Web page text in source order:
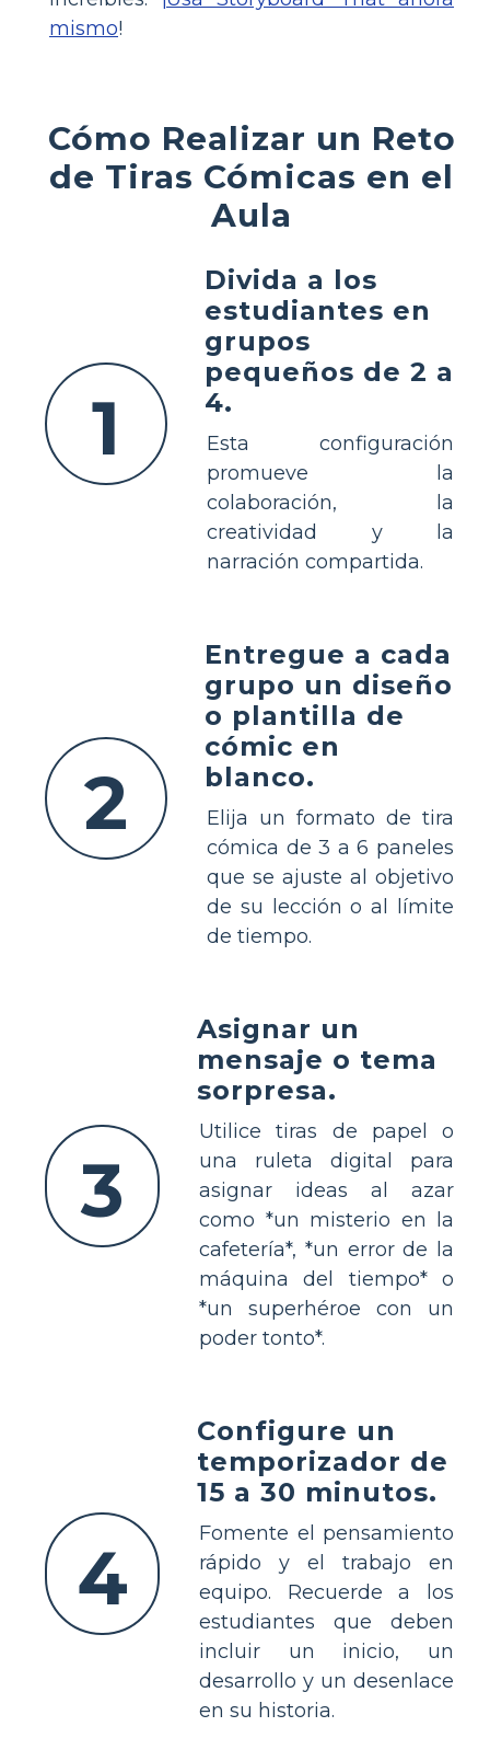
mismo!
Cómo Realizar un Reto
de Tiras Cómicas en el
Aula
1
Divida a los
estudiantes en
grupos
pequeños de 2 a
4.
Esta configuración
promueve la
colaboración, la
creatividad y la
narración compartida.
2
Entregue a cada
grupo un diseño
o plantilla de
cómic en
blanco.
Elija un formato de tira
cómica de 3 a 6 paneles
que se ajuste al objetivo
de su lección o al límite
de tiempo.
3
Asignar un
mensaje o tema
sorpresa.
Utilice tiras de papel o
una ruleta digital para
asignar ideas al azar
como *un misterio en la
cafetería*, *un error de la
máquina del tiempo* o
*un superhéroe con un
poder tonto*.
4
Configure un
temporizador de
15 a 30 minutos.
Fomente el pensamiento
rápido y el trabajo en
equipo. Recuerde a los
estudiantes que deben
incluir un inicio, un
desarrollo y un desenlace
en su historia.